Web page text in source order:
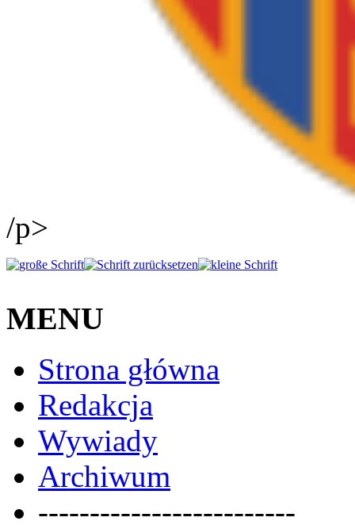
/p>
MENU
Strona główna
Redakcja
Wywiady
Archiwum
-------------------------